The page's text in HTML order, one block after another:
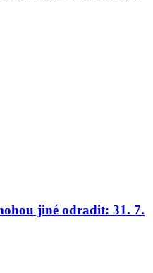
jiné odradit: 31. 7.